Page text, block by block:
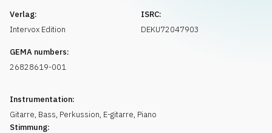
Verlag:
Intervox Edition
ISRC:
DEKU72047903
GEMA numbers:
26828619-001
Instrumentation:
Gitarre, Bass, Perkussion, E-gitarre, Piano
Stimmung: